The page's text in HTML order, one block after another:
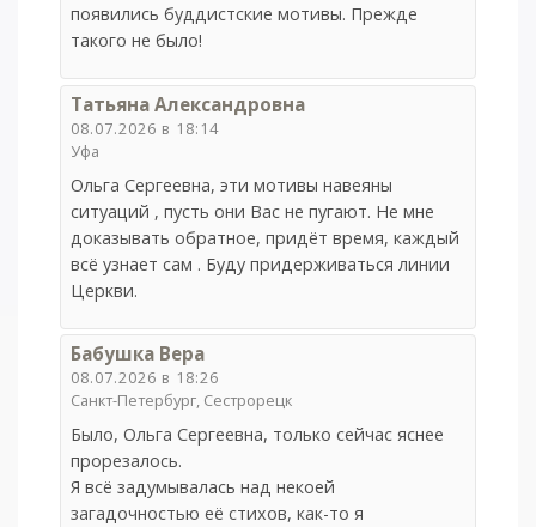
появились буддистские мотивы. Прежде
такого не было!
Татьяна Александровна
08.07.2026 в 18:14
Уфа
Ольга Сергеевна, эти мотивы навеяны
ситуаций , пусть они Вас не пугают. Не мне
доказывать обратное, придёт время, каждый
всё узнает сам . Буду придерживаться линии
Церкви.
Бабушка Вера
08.07.2026 в 18:26
Санкт-Петербург, Сестрорецк
Было, Ольга Сергеевна, только сейчас яснее
прорезалось.
Я всё задумывалась над некоей
загадочностью её стихов, как-то я